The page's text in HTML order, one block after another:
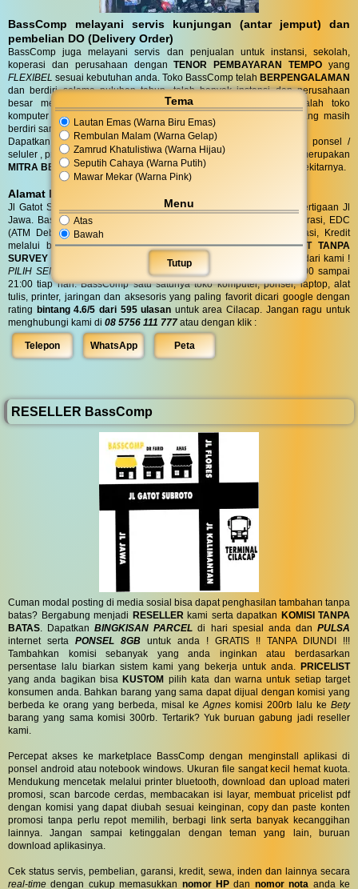
Tema
Lautan Emas (Warna Biru Emas)
Rembulan Malam (Warna Gelap)
Zamrud Khatulistiwa (Warna Hijau)
Seputih Cahaya (Warna Putih)
Mawar Mekar (Warna Pink)
Menu
Atas
Bawah
Tutup
BassComp melayani servis kunjungan (antar jemput) dan
pembelian DO (Delivery Order)
BassComp juga melayani servis dan penjualan untuk instansi, sekolah,
koperasi dan perusahaan denganTENOR PEMBAYARAN TEMPO yang
FLEXIBEL sesuai kebutuhan anda. Toko BassComp telah BERPENGALAMAN
dan berdiri selama puluhan tahun, telah banyak instansi dan perusahaan
besar mempercayai kehandalan teknisi kami. BassComp adalah toko
komputer termurah dan terlengkap serta
TERTUA
asli cilacap yang masih
berdiri sampai saat ini.
Dapatkan penawaran terbaik untuk kebutuhan komputer, laptop, ponsel /
seluler , printer, alat tulis, jaringan dan aksesoris anda. Bass Comp merupakan
MITRA BELANJA dan SERVIS TERPERCAYA
warga Cilacap dan sekitarnya.
Alamat BassComp
Jl Gatot Subroto no 47 Cilacap (100 meter selatan terminal) di pertigaan Jl
Jawa. BassComp melayani pembelian tunai, SIPLAH, BMT / Koperasi, EDC
(ATM Debit dan Kartu Kredit), QRIS, Transfer realtime terintegrasi, Kredit
melalui berbagai leasing.KREDITdi BassComp prosesCEPAT TANPA
SURVEY (RO)
DapatkanBONUS
aksesories spesial dari kami !
PILIH SENDIRI
Langsung tanpa diundi ! BassComp buka jam 08:00 sampai
21:00 tiap hari. BassComp satu satunya toko komputer, ponsel, laptop, alat
tulis, printer, jaringan dan aksesoris yang paling favorit dicari google dengan
rating bintang 4.6/5 dari 595 ulasan untuk area Cilacap. Jangan ragu untuk
menghubungi kami di 08 5756 111 777 atau dengan klik :
Telepon WhatsApp Peta
RESELLER BassComp
Cuman modal posting di media sosial bisa dapat penghasilan tambahan tanpa
batas? Bergabung menjadi RESELLERkami serta dapatkan KOMISI TANPA
BATAS. DapatkanBINGKISAN PARCEL di hari spesial anda danPULSA
internet serta PONSEL 8GB untuk anda ! GRATIS !! TANPA DIUNDI !!!
Tambahkan komisi sebanyak yang anda inginkan atau berdasarkan
persentase lalu biarkan sistem kami yang bekerja untuk anda. PRICELIST
yang anda bagikan bisaKUSTOM pilih kata dan warna untuk setiap target
konsumen anda. Bahkan barang yang sama dapat dijual dengan komisi yang
berbeda ke orang yang berbeda, misal keAgnes komisi 200rb lalu ke Bety
barang yang sama komisi 300rb. Tertarik? Yuk buruan gabung jadi reseller
kami.
Percepat akses ke marketplace BassComp dengan menginstall aplikasi di
ponsel android atau notebook windows. Ukuran file sangat kecil hemat kuota.
Mendukung mencetak melalui printer bluetooth, download dan upload materi
promosi, scan barcode cerdas, membacakan isi layar, membuat pricelist pdf
dengan komisi yang dapat diubah sesuai keinginan, copy dan paste konten
promosi tanpa perlu repot memilih, berbagi link serta banyak kecanggihan
lainnya. Jangan sampai ketinggalan dengan teman yang lain, buruan
download aplikasinya.
Cek status servis, pembelian, garansi, kredit, sewa, inden dan lainnya secara
real-time dengan cukup memasukkan nomor HP dan nomor nota anda ke